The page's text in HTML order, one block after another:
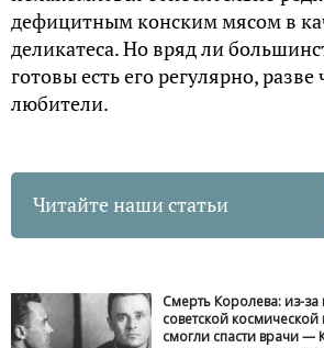
дефицитным конским мясом в
деликатеса. Но вряд ли
готовы есть его регулярно, разве
любители.
Читайте наши статьи
Смерть Королева: из-за
советской
смогли спасти врачи